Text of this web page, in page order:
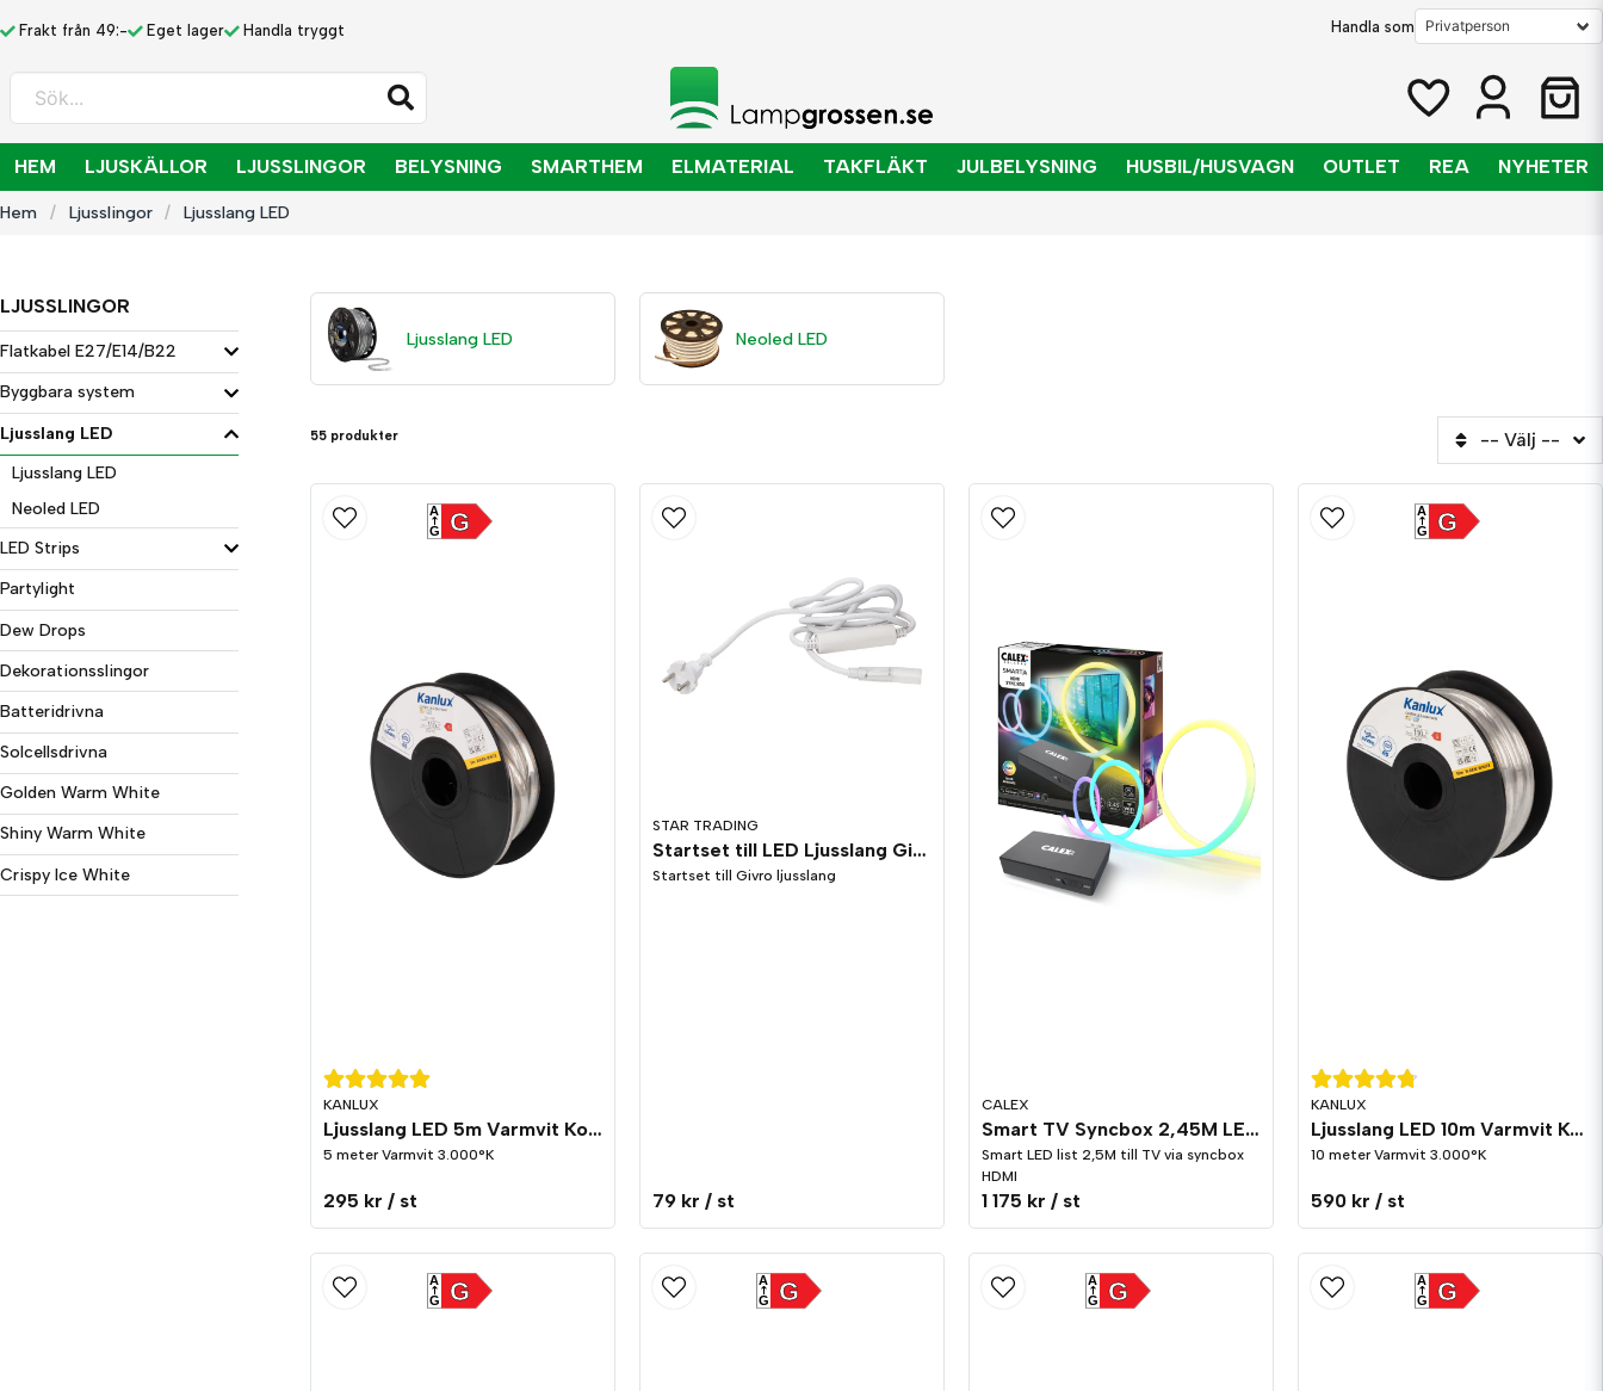
Frakt från 49:- Eget lager Handla tryggt Handla som
Sök...
HEM LJUSKÄLLOR LJUSSLINGOR BELYSNING SMARTHEM ELMATERIAL TAKFLÄKT JULBELYSNING HUSBIL/HUSVAGN OUTLET REA NYHETER
Hem Ljusslingor Ljusslang LED
LJUSSLINGOR
Flatkabel E27/E14/B22
Byggbara system
Ljusslang LED
Ljusslang LED
Neoled LED
LED Strips
Partylight
Dew Drops
Dekorationsslingor
Batteridrivna
Solcellsdrivna
Golden Warm White
Shiny Warm White
Crispy Ice White
Ljusslang LED Neoled LED
55 produkter -- Välj --
KANLUX
Ljusslang LED 5m Varmvit Kopplingsbar
5 meter Varmvit 3.000°K
295 kr / st
G
A
G
STAR TRADING
Startset till LED Ljusslang Givro
Startset till Givro ljusslang
79 kr / st
CALEX
Smart TV Syncbox 2,45M LED list HDMI RGBIC
Smart LED list 2,5M till TV via syncbox
HDMI
1 175 kr / st
KANLUX
Ljusslang LED 10m Varmvit Kopplingsbar
10 meter Varmvit 3.000°K
590 kr / st
G
A
G
G
A
G G
A
G G
A
G G
A
G